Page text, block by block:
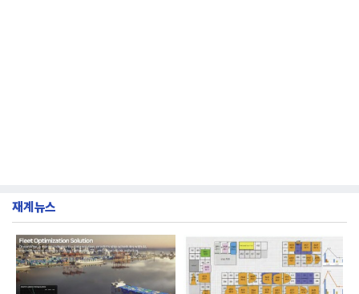
재계뉴스